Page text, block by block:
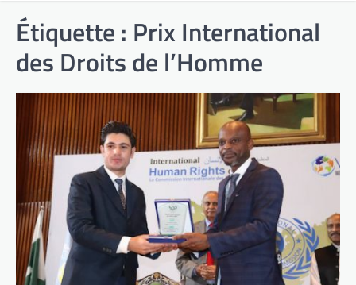
Étiquette : Prix International
des Droits de l’Homme